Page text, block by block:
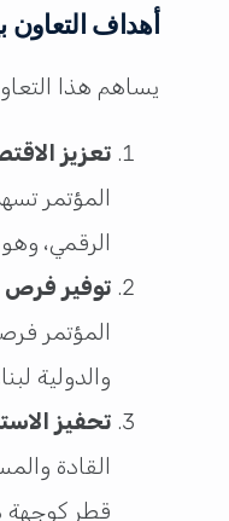
أهداف
يساهم هذا
تعزيز
المؤتمر
الرقمي، وهو
توفير
المؤتمر
والدولية
تحفيز
القادة
قطر كوجهة